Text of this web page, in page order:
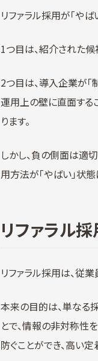
リファラル採用が「や
1つ目は、紹介された候
2つ目は、導入企業が「
運用上の壁に直面する
ります。
しかし、負の側面は適
用方法が「やばい」状
リファラル
リファラル採用は、従
本来の目的は、単なる
とで、情報の非対称性
防ぐことができ、高い